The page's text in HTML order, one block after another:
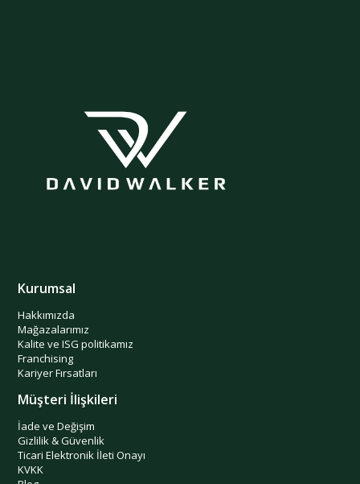
Mustafa Kemal Paşa No:36 Merkez/Amasya
(0358) 218 5151
Haritada Gör
Atatürk Bul. Tiryaki İş Merkezi No:64/36 Kızılay /
Çankaya Çankaya/Ankara
Kurumsal
Hakkımızda
Mağazalarımız
Kalite ve ISG politikamız
Franchising
Kariyer Fırsatları
Müşteri İlişkileri
İade ve Değişim
Gizlilik & Güvenlik
Ticari Elektronik İleti Onayı
KVKK